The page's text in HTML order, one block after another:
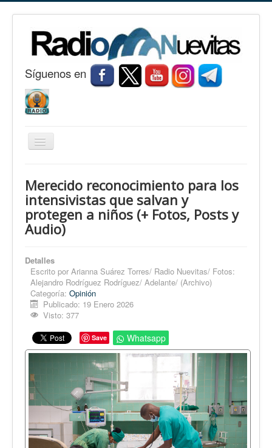
Síguenos en
Cambiar
Nuevitas
Noticias
Conozca Nuevitas
Opinión
En audio
Medio Ambiente
Ciencia, tecnología y curiosidades
Inglés
Desempolvando la historia
Merecido reconocimiento para los
intensivistas que salvan y
protegen a niños (+ Fotos, Posts y
Audio)
Detalles
Escrito por Arianna Suárez Torres/ Radio Nuevitas/ Fotos:
Alejandro Rodríguez Rodríguez/ Adelante/ (Archivo)
Categoría: Opinión
Publicado: 19 Enero 2026
Visto: 377
Save Whatsapp